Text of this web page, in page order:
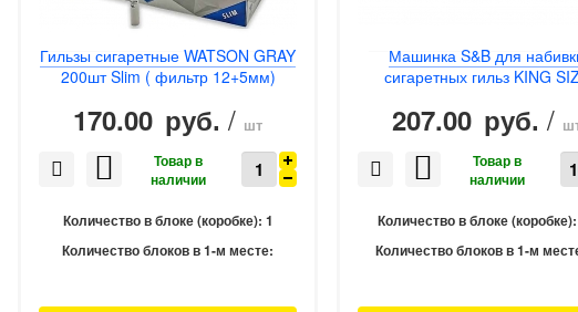
Гильзы сигаретные WATSON GRAY
200шт Slim ( фильтр 12+5мм)
170.00 руб. / шт
Количество в блоке (коробке): 1
Количество блоков в 1-м месте:
Машинка S&B для
сигаретных гильз KING
207.00 руб. /
Количество в блоке (коробке):
Количество блоков в 1-м